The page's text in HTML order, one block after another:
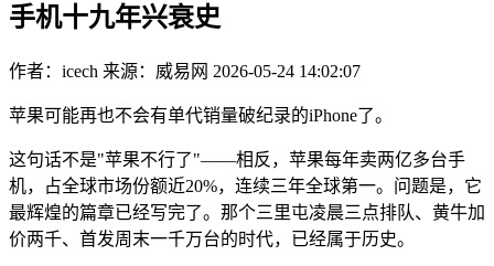
手机十九年兴衰史
作者： icech 来源：威易网 2026-05-24 14:02:07
苹果可能再也不会有单代销量破纪录的iPhone了。
这句话不是"苹果不行了"——相反，苹果每年卖两亿多台手
机，占全球市场份额近20%，连续三年全球第一。问题是，它
最辉煌的篇章已经写完了。那个三里屯凌晨三点排队、黄牛加
价两千、首发周末一千万台的时代，已经属于历史。